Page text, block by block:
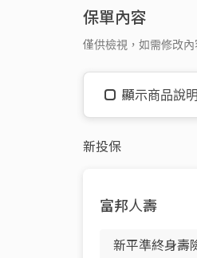
保單內容
僅供檢視，如需修改
顯示商品說明
新投保
富邦人壽
新平準終身壽